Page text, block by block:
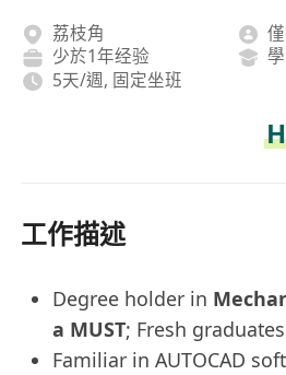
荔枝角
少於1年经验
5天/週, 固定坐班
工作描述
Degree holder in
a MUST; Fresh
Familiar in AUTOCAD